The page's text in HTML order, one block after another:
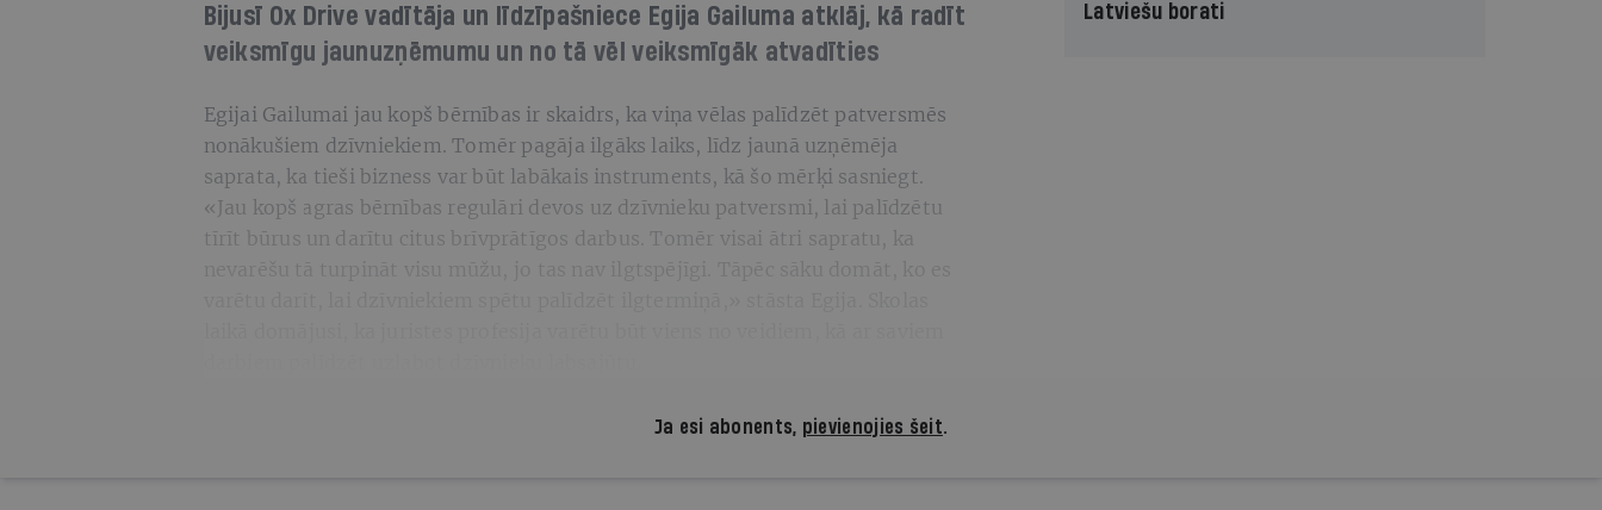
Bijusī Ox Drive vadītāja un līdzīpašniece Egija Gailuma atklāj, kā radīt
veiksmīgu jaunuzņēmumu un no tā vēl veiksmīgāk atvadīties
Egijai Gailumai jau kopš bērnības ir skaidrs, ka viņa vēlas palīdzēt patversmēs
nonākušiem dzīvniekiem. Tomēr pagāja ilgāks laiks, līdz jaunā uzņēmēja
saprata, ka tieši bizness var būt labākais instruments, kā šo mērķi sasniegt.
«Jau kopš agras bērnības regulāri devos uz dzīvnieku patversmi, lai palīdzētu
tīrīt būrus un darītu citus brīvprātīgos darbus. Tomēr visai ātri sapratu, ka
Latviešu borati
Ja esi abonents, pievienojies šeit.